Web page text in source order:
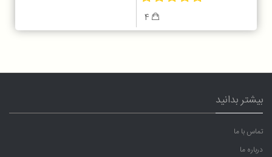
بیشتر بدانید
تماس با ما
درباره ما